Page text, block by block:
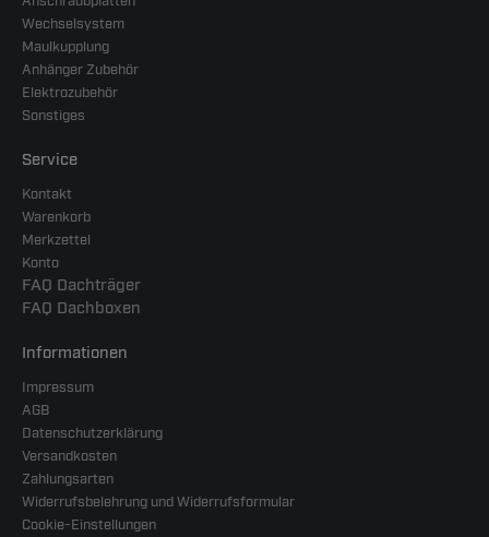
Wechselsystem
Maulkupplung
Anhänger Zubehör
Elektrozubehör
Sonstiges
Service
Kontakt
Warenkorb
Merkzettel
Konto
FAQ Dachträger
FAQ Dachboxen
Informationen
Impressum
AGB
Datenschutzerklärung
Versandkosten
Zahlungsarten
Widerrufsbelehrung und Widerrufsformular
Cookie-Einstellungen